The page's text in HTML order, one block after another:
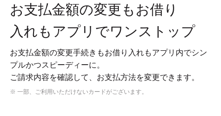
お支払金額の変更もお借り
入れもアプリでワンストップ
お支払金額の変更手続きもお借り入れもアプリ内でシン
プルかつスピーディーに。
ご請求内容を確認して、お支払方法を変更できます。
※ 一部、ご利用いただけないカードがございます。